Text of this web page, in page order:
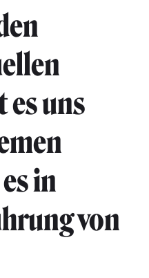
uns
in
von